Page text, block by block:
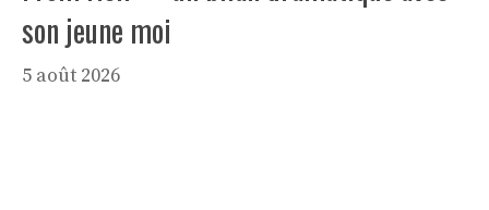
son jeune moi
5 août 2026